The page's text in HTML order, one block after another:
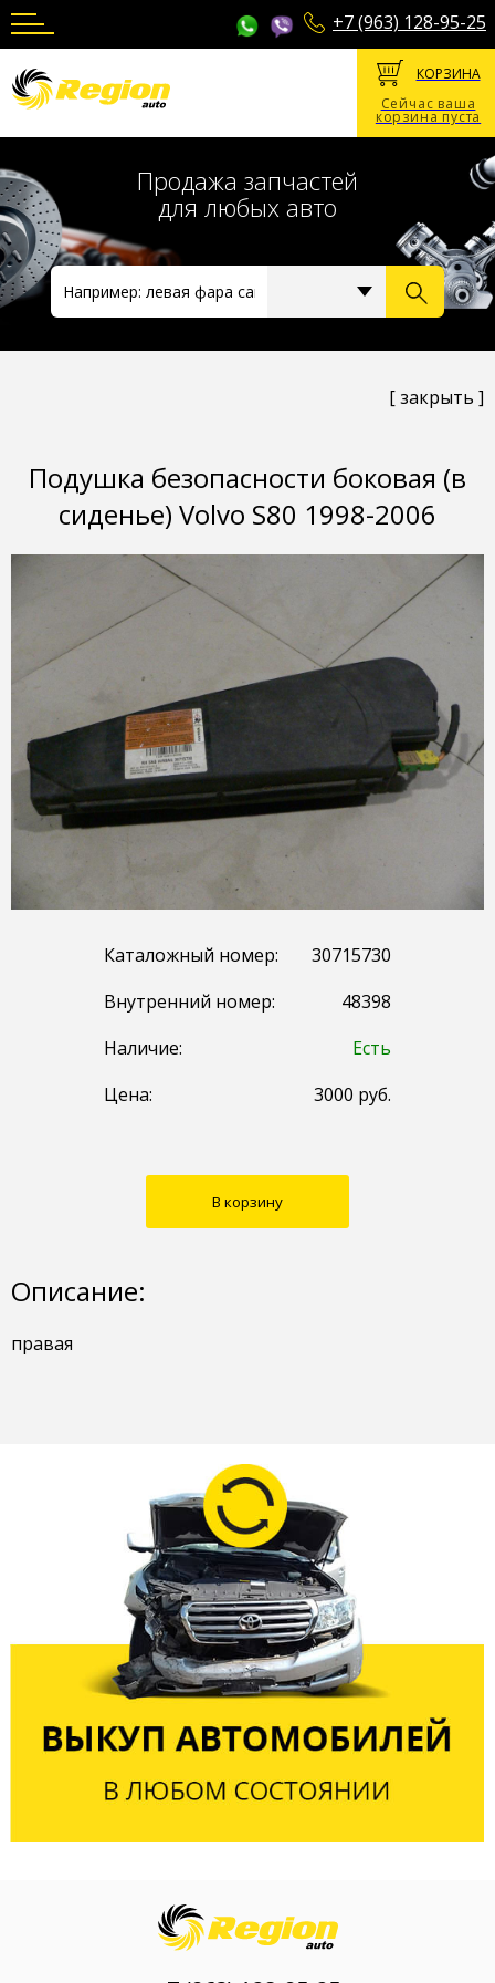
+7 (963) 128-95-25
КОРЗИНА
Сейчас ваша
корзина пуста
Продажа запчастей
для любых авто
[ закрыть ]
Подушка безопасности боковая (в
сиденье) Volvo S80 1998-2006
Каталожный номер:
30715730
Внутренний номер:
48398
Наличие:
Есть
Цена:
3000 руб.
В корзину
Описание:
правая